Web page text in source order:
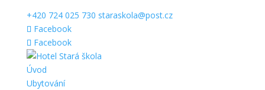
+420 724 025 730 staraskola@post.cz
Facebook
Facebook
Úvod
Ubytování